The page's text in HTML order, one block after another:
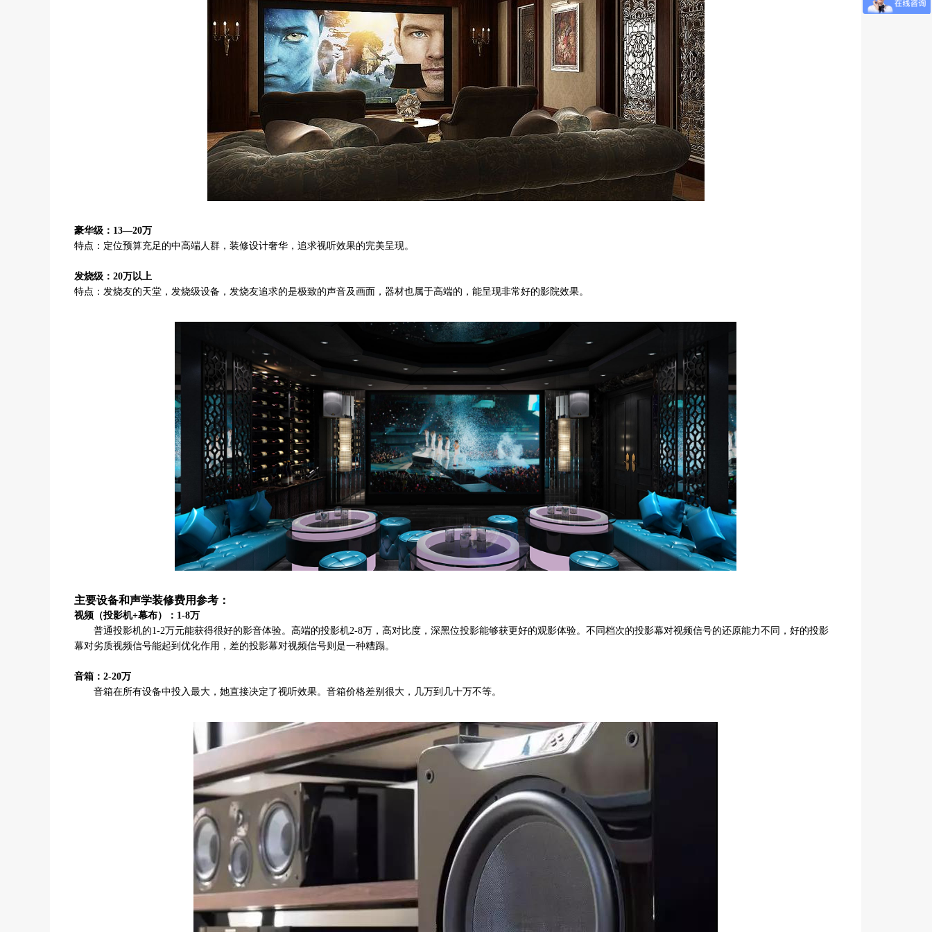
豪华级：13—20万
特点：定位预算充足的中高端人群，装修设计奢华，追求视听效果的完美呈现。
发烧级：20万以上
特点：发烧友的天堂，发烧级设备，发烧友追求的是极致的声音及画面，器材也属于高端的，能呈现非常好的影院效果。
主要设备和声学装修费用参考：
视频（投影机+幕布）：1-8万
普通投影机的1-2万元能获得很好的影音体验。高端的投影机2-8万，高对比度，深黑位投影能够获更好的观影体验。不同档次的投影幕对视频信号的还原能力不同，好的投影
幕对劣质视频信号能起到优化作用，差的投影幕对视频信号则是一种糟蹋。
音箱：2-20万
音箱在所有设备中投入最大，她直接决定了视听效果。音箱价格差别很大，几万到几十万不等。